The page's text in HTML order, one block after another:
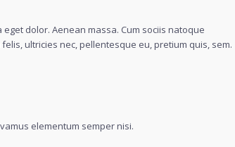
dolor. Aenean massa. Cum sociis natoque
ultricies nec, pellentesque eu, pretium quis, sem.
elementum semper nisi.